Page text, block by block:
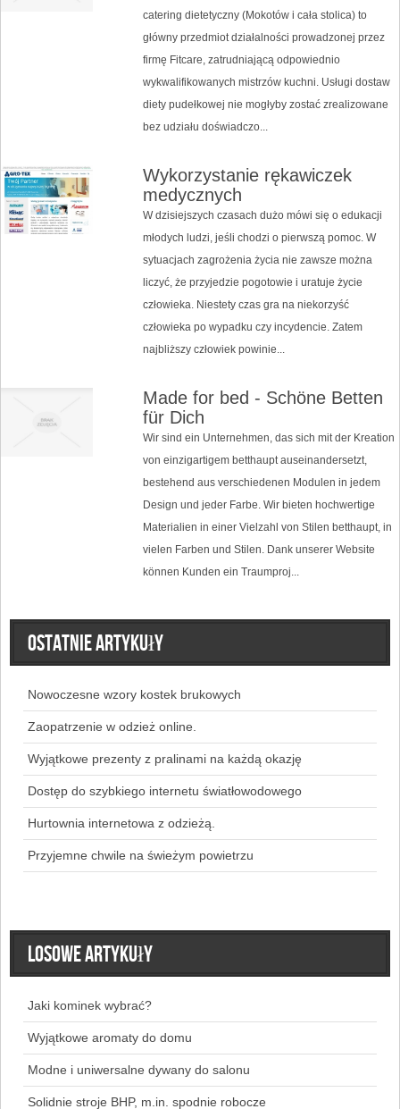
catering dietetyczny (Mokotów i cała stolica) to
główny przedmiot działalności prowadzonej przez
firmę Fitcare, zatrudniającą odpowiednio
wykwalifikowanych mistrzów kuchni. Usługi dostaw
diety pudełkowej nie mogłyby zostać zrealizowane
bez udziału doświadczo...
Wykorzystanie rękawiczek
medycznych
W dzisiejszych czasach dużo mówi się o edukacji
młodych ludzi, jeśli chodzi o pierwszą pomoc. W
sytuacjach zagrożenia życia nie zawsze można
liczyć, że przyjedzie pogotowie i uratuje życie
człowieka. Niestety czas gra na niekorzyść
człowieka po wypadku czy incydencie. Zatem
najbliższy człowiek powinie...
Made for bed - Schöne Betten
für Dich
Wir sind ein Unternehmen, das sich mit der Kreation
von einzigartigem betthaupt auseinandersetzt,
bestehend aus verschiedenen Modulen in jedem
Design und jeder Farbe. Wir bieten hochwertige
Materialien in einer Vielzahl von Stilen betthaupt, in
vielen Farben und Stilen. Dank unserer Website
können Kunden ein Traumproj...
Ostatnie artykuły
Nowoczesne wzory kostek brukowych
Zaopatrzenie w odzież online.
Wyjątkowe prezenty z pralinami na każdą okazję
Dostęp do szybkiego internetu światłowodowego
Hurtownia internetowa z odzieżą.
Przyjemne chwile na świeżym powietrzu
Losowe artykuły
Jaki kominek wybrać?
Wyjątkowe aromaty do domu
Modne i uniwersalne dywany do salonu
Solidnie stroje BHP, m.in. spodnie robocze